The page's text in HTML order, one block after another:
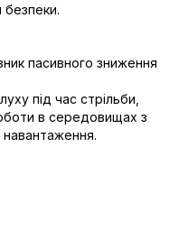
безпеки.
пасивного зниження
під час стрільби,
в середовищах з